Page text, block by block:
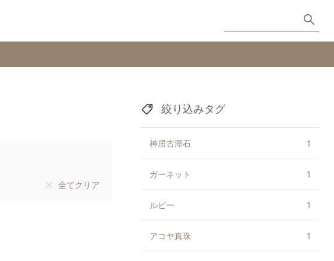
全てクリア
絞り込みタグ
神居古潭石 1
ガーネット 1
ルビー 1
アコヤ真珠 1